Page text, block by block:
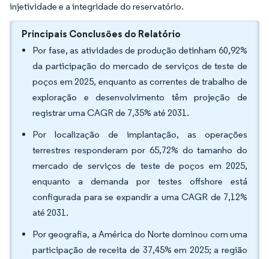
injetividade e a integridade do reservatório.
Principais Conclusões do Relatório
Por fase, as atividades de produção detinham 60,92%
da participação do mercado de serviços de teste de
poços em 2025, enquanto as correntes de trabalho de
exploração e desenvolvimento têm projeção de
registrar uma CAGR de 7,35% até 2031.
Por localização de implantação, as operações
terrestres responderam por 65,72% do tamanho do
mercado de serviços de teste de poços em 2025,
enquanto a demanda por testes offshore está
configurada para se expandir a uma CAGR de 7,12%
até 2031.
Por geografia, a América do Norte dominou com uma
participação de receita de 37,45% em 2025; a região